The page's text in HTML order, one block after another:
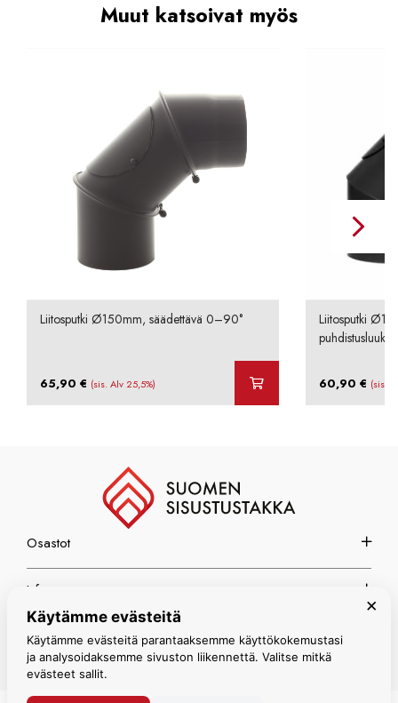
Muut katsoivat myös
Liitosputki Ø150mm, säädettävä 0–90°
65,90€ (sis. Alv 25,5%)
Liitosputki
60,90 € (sis.
Osastot
Info
Espoon myymälä
×
Käytämme evästeitä
Käytämme evästeitä parantaaksemme käyttökokemustasi
ja analysoidaksemme sivuston liikennettä. Valitse mitkä
evästeet sallit.